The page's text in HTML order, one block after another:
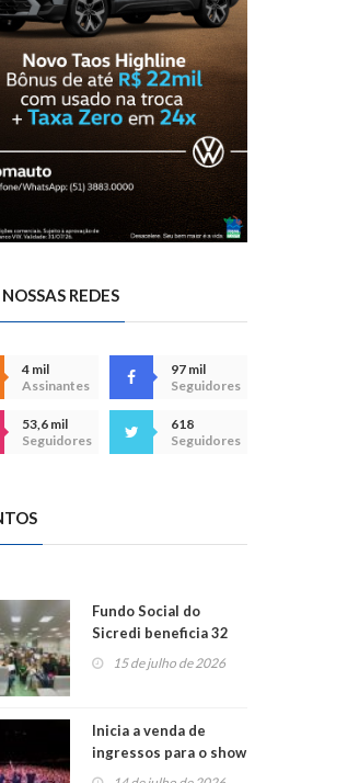
REDES
4 mil
Assinantes
97 mil
Seguidores
53,6 mil
Seguidores
618
Seguidores
Fundo Social do
Sicredi beneficia 32
projetos em
15 de julho de 2026
Inicia a venda de
ingressos para o show
do Jota Quest nos 45